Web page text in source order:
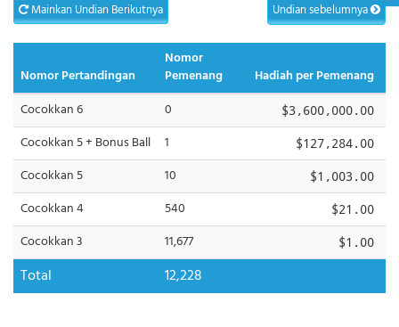
Mainkan Undian Berikutnya Undian sebelumnya
Nomor Pertandingan
Nomor
Pemenang
Hadiah per Pemenang
Cocokkan 6
0 $3,600,000.00
Cocokkan 5 + Bonus Ball 1 $127,284.00
Cocokkan 5 10 $1,003.00
Cocokkan 4 540 $21.00
Cocokkan 3 11,677 $1.00
Total 12,228